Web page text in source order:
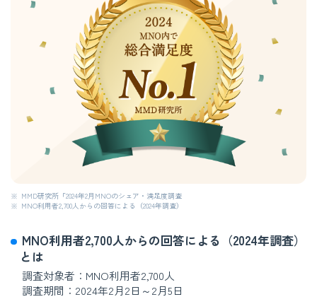
※ MMD研究所「2024年2月MNOのシェア・満足度調査
※ MNO利用者2,700人からの回答による（2024年調査）
MNO利用者2,700人からの回答による（2024年調査）
とは
調査対象者：MNO利用者2,700人
調査期間：2024年2月2日～2月5日